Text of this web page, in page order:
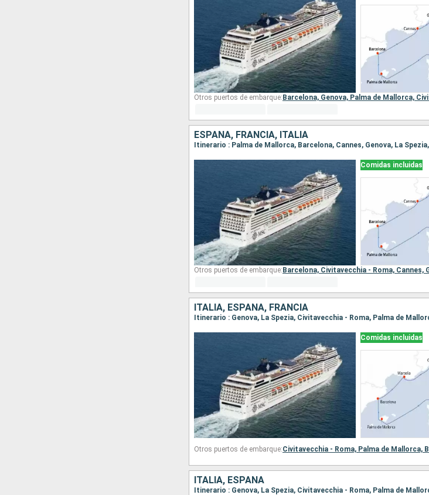
Otros puertos de embarque: Barcelona, Genova, Palma de Mallorca,
ESPAÑA, FRANCIA, ITALIA
Itinerario : Palma de Mallorca, Barcelona, Cannes, Genova, La
Comidas incluidas
Otros puertos de embarque: Barcelona, Civitavecchia - Roma, Cannes,
ITALIA, ESPAÑA, FRANCIA
Itinerario : Genova, La Spezia, Civitavecchia - Roma, Palma de
Comidas incluidas
Otros puertos de embarque:Civitavecchia - Roma, Palma de Mallorca,
ITALIA, ESPAÑA
Itinerario : Genova, La Spezia, Civitavecchia - Roma, Palma de